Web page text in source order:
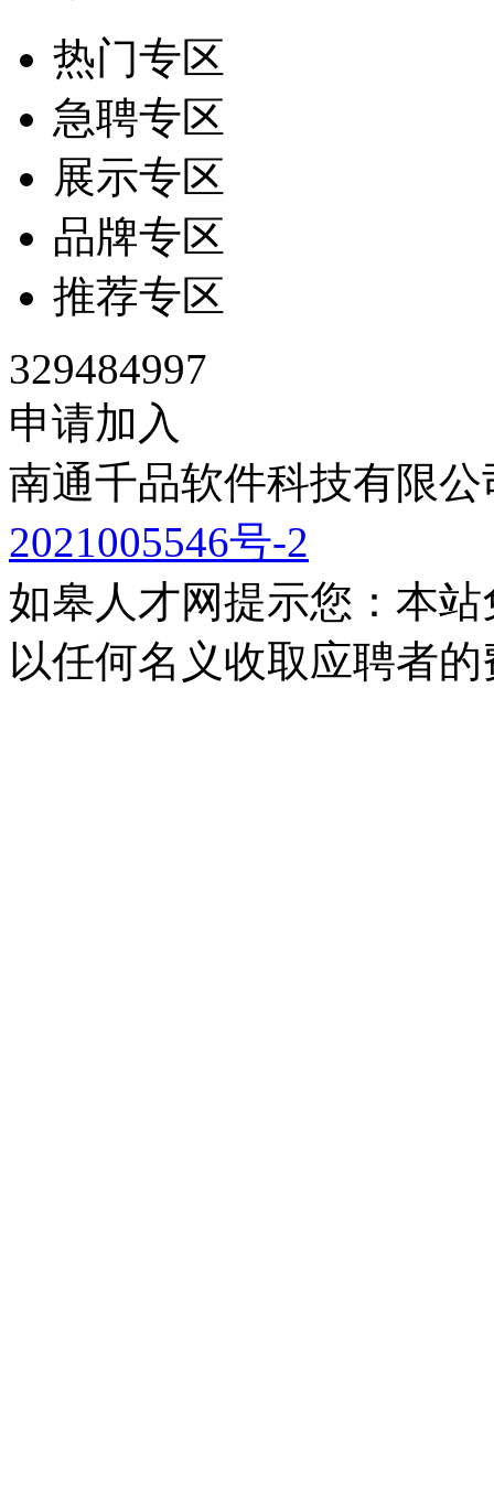
热门专区
急聘专区
展示专区
品牌专区
推荐专区
329484997
申请加入
南通千品软件科技有限
2021005546号-2
如皋人才网提示您：本
以任何名义收取应聘者